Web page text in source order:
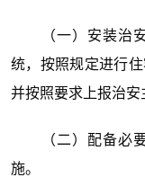
（一）安装治安
统，按照规定进行
并按照要求上报治安
（二）配备必要
施。